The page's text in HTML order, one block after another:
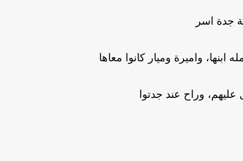
جدة اسر
واميرة وميار كانوا معاها
وراح عند جدتوا